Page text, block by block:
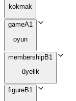
kokmak
gameA1
oyun
membershipB1
üyelik
figureB1